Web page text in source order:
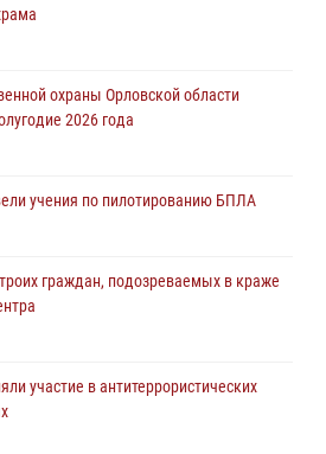
действий
охраны Орловской области
2026 года
учения по пилотированию БПЛА
граждан, подозреваемых в краже
участие в антитеррористических